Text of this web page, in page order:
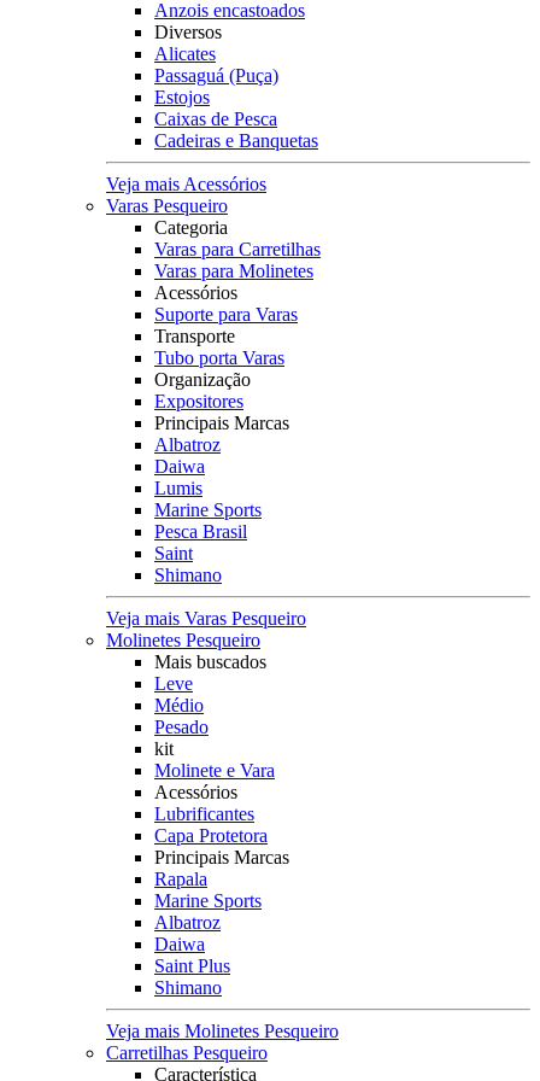
Anzois encastoados
Diversos
Alicates
Passaguá (Puça)
Estojos
Caixas de Pesca
Cadeiras e Banquetas
Veja mais Acessórios
Varas Pesqueiro
Categoria
Varas para Carretilhas
Varas para Molinetes
Acessórios
Suporte para Varas
Transporte
Tubo porta Varas
Organização
Expositores
Principais Marcas
Albatroz
Daiwa
Lumis
Marine Sports
Pesca Brasil
Saint
Shimano
Veja mais Varas Pesqueiro
Molinetes Pesqueiro
Mais buscados
Leve
Médio
Pesado
kit
Molinete e Vara
Acessórios
Lubrificantes
Capa Protetora
Principais Marcas
Rapala
Marine Sports
Albatroz
Daiwa
Saint Plus
Shimano
Veja mais Molinetes Pesqueiro
Carretilhas Pesqueiro
Característica